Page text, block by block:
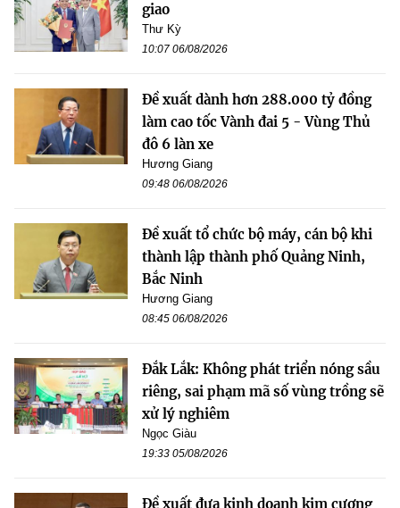
giao
Thư Kỳ
10:07 06/08/2026
Đề xuất dành hơn 288.000 tỷ đồng
làm cao tốc Vành đai 5 - Vùng Thủ
đô 6 làn xe
Hương Giang
09:48 06/08/2026
Đề xuất tổ chức bộ máy, cán bộ khi
thành lập thành phố Quảng Ninh,
Bắc Ninh
Hương Giang
08:45 06/08/2026
Đắk Lắk: Không phát triển nóng sầu
riêng, sai phạm mã số vùng trồng sẽ
xử lý nghiêm
Ngọc Giàu
19:33 05/08/2026
Đề xuất đưa kinh doanh kim cương